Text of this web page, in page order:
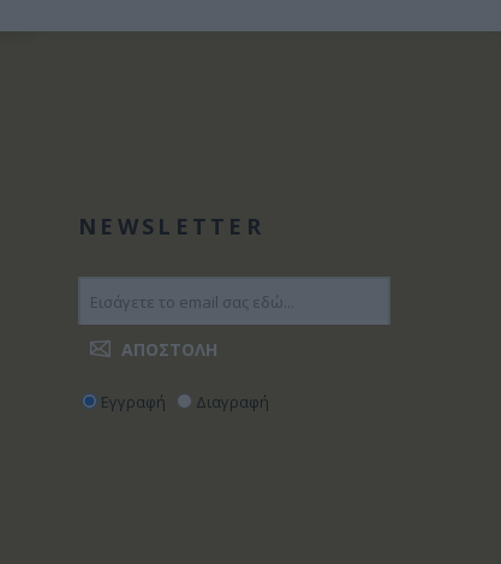
NEWSLETTER
Εγγραφή Διαγραφή